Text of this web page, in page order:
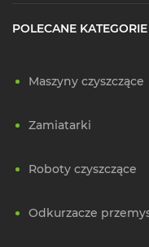
POLECANE KATEGORIE
Maszyny czyszczące
Zamiatarki
Roboty czyszczące
Odkurzacze